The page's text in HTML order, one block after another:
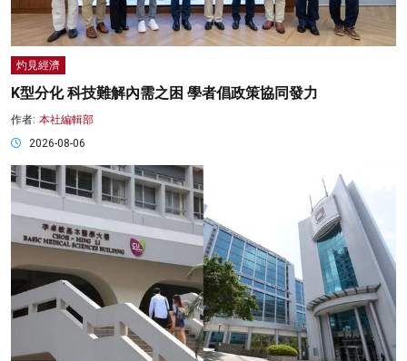
灼見經濟
K型分化 科技難解內需之困 學者倡政策協同發力
作者: 本社編輯部
2026-08-06